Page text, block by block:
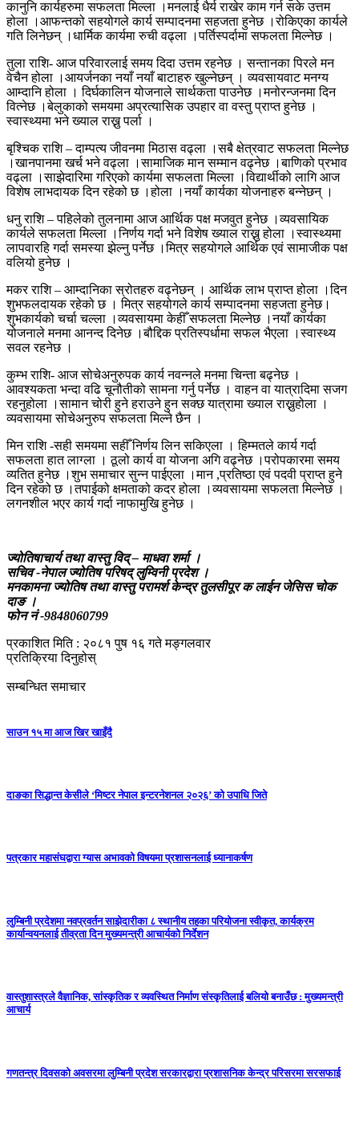
कानुनि कार्यहरुमा सफलता मिल्ला ।मनलाई धैर्य राखेर काम गर्न सके उत्तम
होला ।आफन्तको सहयोगले कार्य सम्पादनमा सहजता हुनेछ ।रोकिएका कार्यले
गति लिनेछन् ।धार्मिक कार्यमा रुची वढ्ला ।पर्तिस्पर्दामा सफलता मिल्नेछ ।
तुला राशि- आज परिवारलाई समय दिदा उत्तम रहनेछ । सन्तानका पिरले मन
वेचैन होला ।आयर्जनका नयाँ नयाँ बाटाहरु खुल्नेछन् । व्यवसायवाट मनग्य
आम्दानि होला । दिर्घकालिन योजनाले सार्थकता पाउनेछ ।मनोरन्जनमा दिन
वित्नेछ ।बेलुकाको समयमा अप्रत्यासिक उपहार वा वस्तु प्राप्त हुनेछ ।
स्वास्थ्यमा भने ख्याल राख्नु पर्ला ।
बृश्चिक राशि – दाम्पत्य जीवनमा मिठास वढ्ला ।सबै क्षेत्रवाट सफलता मिल्नेछ
।खानपानमा खर्च भने वढ्ला ।सामाजिक मान सम्मान वढ्नेछ ।बाणिको प्रभाव
वढ्ला ।साझेदारिमा गरिएको कार्यमा सफलता मिल्ला ।विद्यार्थीको लागि आज
विशेष लाभदायक दिन रहेको छ ।होला ।नयाँ कार्यका योजनाहरु बन्नेछन् ।
धनु राशि – पहिलेको तुलनामा आज आर्थिक पक्ष मजवुत हुनेछ ।व्यवसायिक
कार्यले सफलता मिल्ला ।निर्णय गर्दा भने विशेष ख्याल राख्नु होला ।स्वास्थ्यमा
लापवारहि गर्दा समस्या झेल्नु पर्नेछ ।मित्र सहयोगले आर्थिक एवं सामाजीक पक्ष
वलियो हुनेछ ।
मकर राशि – आम्दानिका स्रोतहरु वढ्नेछन् । आर्थिक लाभ प्राप्त होला ।दिन
शुभफलदायक रहेको छ । मित्र सहयोगले कार्य सम्पादनमा सहजता हुनेछ।
शुभकार्यको चर्चा चल्ला ।व्यवसायमा केहीँ सफलता मिल्नेछ ।नयाँ कार्यका
योजनाले मनमा आनन्द दिनेछ ।बौद्दिक प्रतिस्पर्धामा सफल भैएला ।स्वास्थ्य
सवल रहनेछ ।
कुम्भ राशि- आज सोचेअनुरुपक कार्य नवन्नले मनमा चिन्ता बढ्नेछ ।
आवश्यकता भन्दा वढि चूनौतीको सामना गर्नु पर्नेछ । वाहन वा यात्रादिमा सजग
रहनुहोला ।सामान चोरी हुने हराउने हुन सक्छ यात्रामा ख्याल राख्नुहोला ।
व्यवसायमा सोचेअनुरुप सफलता मिल्ने छैन ।
मिन राशि -सही समयमा सहीँ निर्णय लिन सकिएला । हिम्मतले कार्य गर्दा
सफलता हात लाग्ला । ठूलो कार्य वा योजना अगि वढ्नेछ ।परोपकारमा समय
व्यतित हुनेछ ।शुभ समाचार सुन्न पाईएला ।मान ,प्रतिष्ठा एवं पदवी प्राप्त हुने
दिन रहेको छ ।तपाईको क्षमताको कदर होला ।व्यवसायमा सफलता मिल्नेछ ।
लगनशील भएर कार्य गर्दा नाफामुखि हुनेछ ।
ज्योतिषाचार्य तथा वास्तु विद् – माधवा शर्मा ।
सचिव -नेपाल ज्योतिष परिषद् लुम्विनी प्रदेश ।
मनकामना ज्योतिष तथा वास्तु परामर्श केन्द्र तुलसीपूर क लाईन जेसिस चोक
दाङ ।
फोन नं -9848060799
प्रकाशित मिति : २०८१ पुष १६ गते मङ्गलवार
प्रतिक्रिया दिनुहोस्
सम्बन्धित समाचार
साउन १५ मा आज खिर खाइँदै
दाङका सिद्धान्त केसीले ‘मिष्टर नेपाल इन्टरनेशनल २०२६’ को उपाधि जिते
पत्रकार महासंघद्वारा ग्यास अभावको विषयमा प्रशासनलाई ध्यानाकर्षण
लुम्बिनी प्रदेशमा नवप्रवर्तन साझेदारीका ८ स्थानीय तहका परियोजना स्वीकृत, कार्यक्रम
कार्यान्वयनलाई तीव्रता दिन मुख्यमन्त्री आचार्यको निर्देशन
वास्तुशास्त्रले वैज्ञानिक, सांस्कृतिक र व्यवस्थित निर्माण संस्कृतिलाई बलियो बनाउँछ : मुख्यमन्त्री
आचार्य
गणतन्त्र दिवसको अवसरमा लुम्बिनी प्रदेश सरकारद्वारा प्रशासनिक केन्द्र परिसरमा सरसफाई